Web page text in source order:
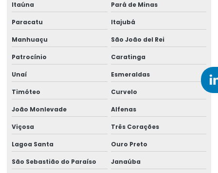
Empresa de perícias cíveis
Empresa de perícias clínicas
Empresa de perícias médicas judiciais
Empresa de perito trabalhista
Empresa que faz análise ergonômica do trabalho
Empresa que faz laudo ergonômico
Empresa que realiza reinclusão de afastados
Empresa de saúde ocupacional
Itaúna Pará de Minas
Paracatu Itajubá
Manhuaçu São João del Rei
Patrocínio Caratinga
Unaí Esmeraldas
Timóteo Curvelo
João Monlevade Alfenas
Viçosa Três Corações
Lagoa Santa Ouro Preto
São Sebastião do Paraíso Janaúba